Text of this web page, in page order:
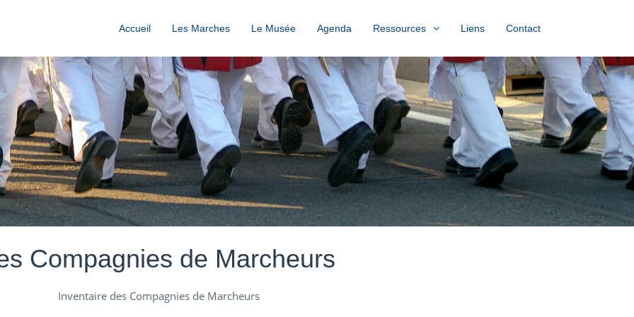
Accueil Les Marches Le Musée Agenda Ressources Liens Contact
Compagnies de Marcheurs
Inventaire des Compagnies de Marcheurs